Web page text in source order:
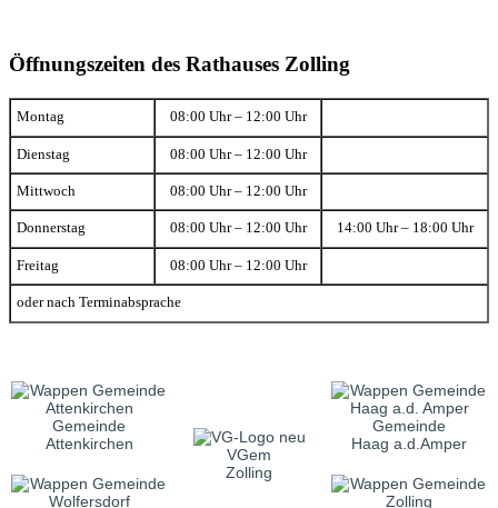
Öffnungszeiten des Rathauses Zolling
Montag 08:00 Uhr – 12:00 Uhr
Dienstag 08:00 Uhr – 12:00 Uhr
Mittwoch 08:00 Uhr – 12:00 Uhr
Donnerstag 08:00 Uhr – 12:00 Uhr 14:00 Uhr – 18:00 Uhr
Freitag 08:00 Uhr – 12:00 Uhr
oder nach Terminabsprache
Gemeinde
Attenkirchen
VGem
Zolling
Gemeinde
Haag a.d.Amper